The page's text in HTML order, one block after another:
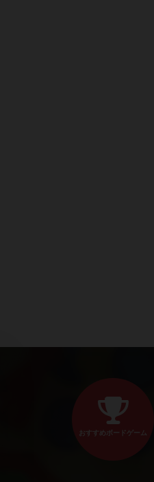
おすすめボードゲーム